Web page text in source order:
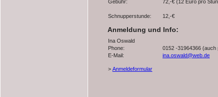
Gebühr:
72,-€ (12 Euro pro
Schnupperstunde: 12,-€
Anmeldung und Info:
Ina Oswald
Phone:
0152 -31964366 (auch
E-Mail:
ina.oswald@web.de
> Anmeldeformular